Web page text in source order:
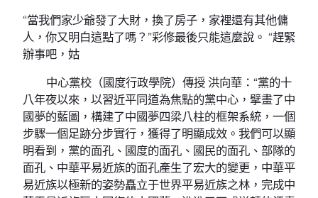
“當我們家少爺發了大財，換了房子，家裡還有其他傭
人，你又明白這點了嗎？”彩修最後只能這麼說。 “趕緊
辦事吧，姑
中心黨校（國度行政學院）傳授 洪向華：“黨的十
八年夜以來，以習近平同道為焦點的黨中心，擘畫了中
國夢的藍圖，構建了中國夢四梁八柱的框架系統，一個
步驟一個足跡分步實行，獲得了明顯成效。我們可以顯
明看到，黨的面孔、國度的面孔、國民的面孔、部隊的
面孔、中華平易近族的面孔產生了宏大的變更，中華平
易近族以極新的姿勢矗立于世界平易近族之林，完成中